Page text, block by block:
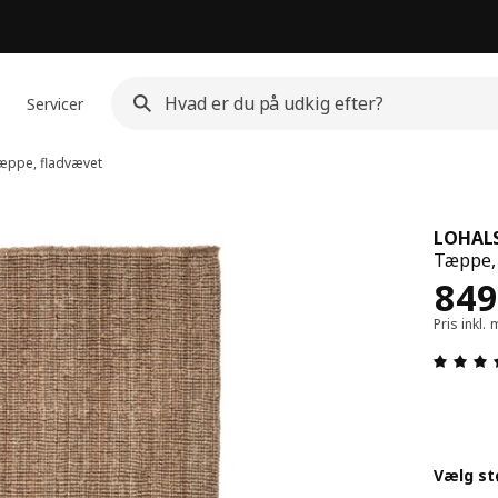
Servicer
fladvævet
849
Pris inkl.
Vælg